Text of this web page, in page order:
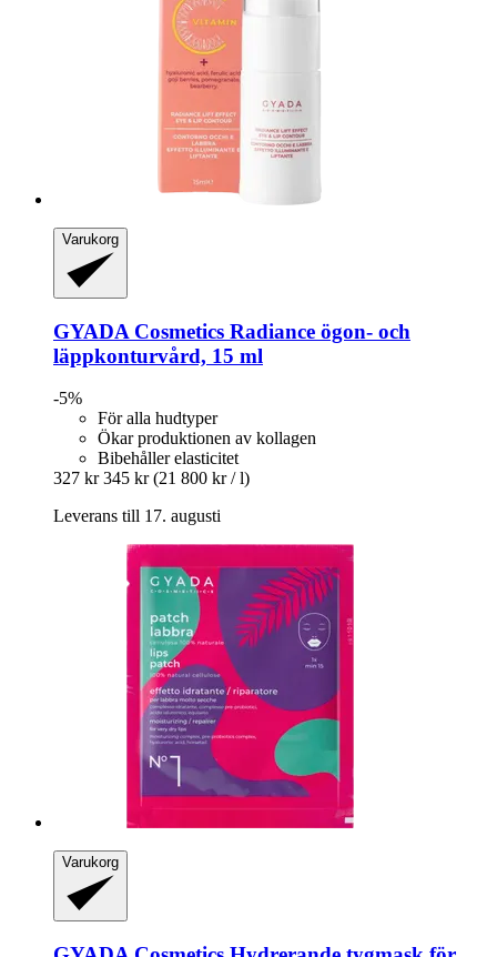
Varukorg
GYADA Cosmetics Radiance ögon-​ och
läppkonturvård, 15 ml
-5%
För alla hudtyper
Ökar produktionen av kollagen
Bibehåller elasticitet
327 kr 345 kr (21 800 kr / l)
Leverans till 17. augusti
Varukorg